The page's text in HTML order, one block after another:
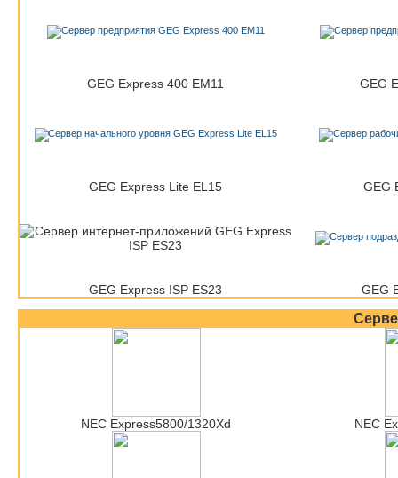
GEG Express 400 EM11 GEG
GEG Express Lite EL15 GEG
GEG Express ISP ES23 GEG
NEC Express5800/1320Xd NEC